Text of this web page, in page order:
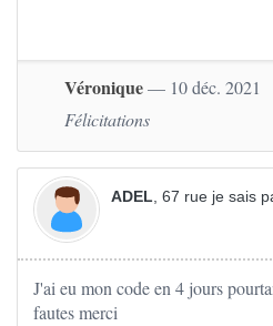
Véronique— 10 déc. 2021
Félicitations
ADEL, 67 rue je sais
J'ai eu mon code en 4 jours
fautes merci